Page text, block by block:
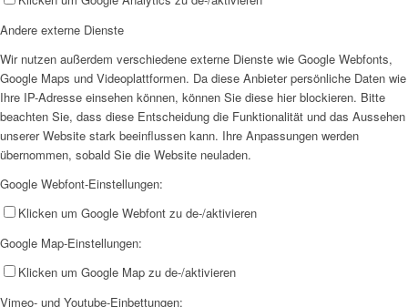
Andere externe Dienste
Wir nutzen außerdem verschiedene externe Dienste wie Google Webfonts,
Google Maps und Videoplattformen. Da diese Anbieter persönliche Daten wie
Ihre IP-Adresse einsehen können, können Sie diese hier blockieren. Bitte
beachten Sie, dass diese Entscheidung die Funktionalität und das Aussehen
unserer Website stark beeinflussen kann. Ihre Anpassungen werden
übernommen, sobald Sie die Website neuladen.
Google Webfont-Einstellungen:
Klicken um Google Webfont zu de-/aktivieren
Google Map-Einstellungen:
Klicken um Google Map zu de-/aktivieren
Vimeo- und Youtube-Einbettungen: